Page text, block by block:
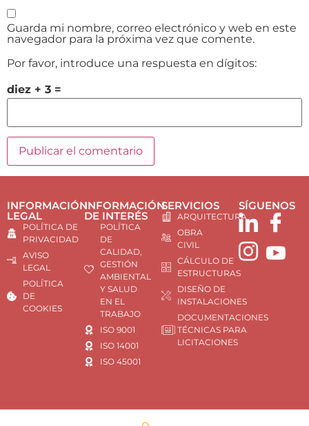
Guarda mi nombre, correo electrónico y web en este
navegador para la próxima vez que comente.
Por favor, introduce una respuesta en dígitos:
diez + 3 =
INFORMACIÓN
LEGAL
POLÍTICA DE
PRIVACIDAD
AVISO
LEGAL
POLÍTICA
DE
COOKIES
INFORMACIÓN
DE INTERÉS
POLÍTICA
DE
CALIDAD,
GESTIÓN
AMBIENTAL
Y SALUD
EN EL
TRABAJO
ISO 9001
ISO 14001
ISO 45001
SERVICIOS
ARQUITECTURA
OBRA
CIVIL
CÁLCULO DE
ESTRUCTURAS
DISEÑO DE
INSTALACIONES
DOCUMENTACIONES
TÉCNICAS PARA
LICITACIONES
SÍGUENOS